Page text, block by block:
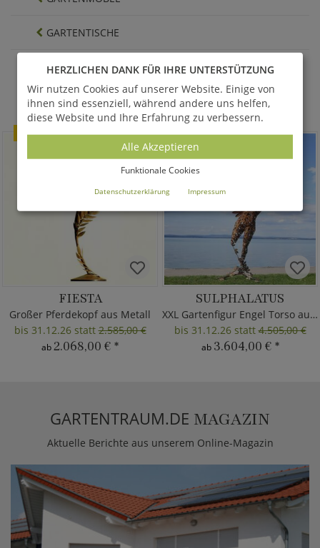
GARTENTISCHE
AKTUELLE ANGEBOTE - SALE %
Alle anzeigen
SALE
FIESTA
Großer Pferdekopf aus Metall
bis 31.12.26 statt2.585,00 €
ab2.068,00 € *
SALE
SULPHALATUS
XXL Gartenfigur Engel Torso aus Metall
bis 31.12.26 statt4.505,00 €
ab 3.604,00 € *
GARTENTRAUM.DE MAGAZIN
Aktuelle Berichte aus unserem Online-Magazin
HERZLICHEN DANK FÜR IHRE UNTERSTÜTZUNG
Wir nutzen Cookies auf unserer Website. Einige von
ihnen sind essenziell, während andere uns helfen,
diese Website und Ihre Erfahrung zu verbessern.
Alle Akzeptieren
Funktionale Cookies
Datenschutzerklärung Impressum